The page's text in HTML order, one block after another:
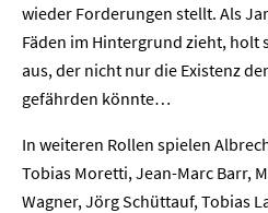
wieder Forderungen stellt. Als
Fäden im Hintergrund zieht, holt
aus, der nicht nur die Existenz
gefährden könnte…
In weiteren Rollen spielen
Tobias Moretti, Jean-Marc Barr,
Wagner, Jörg Schüttauf, Tobias
Presse
Karriere
Kontakt
Newsletter Datenschutz